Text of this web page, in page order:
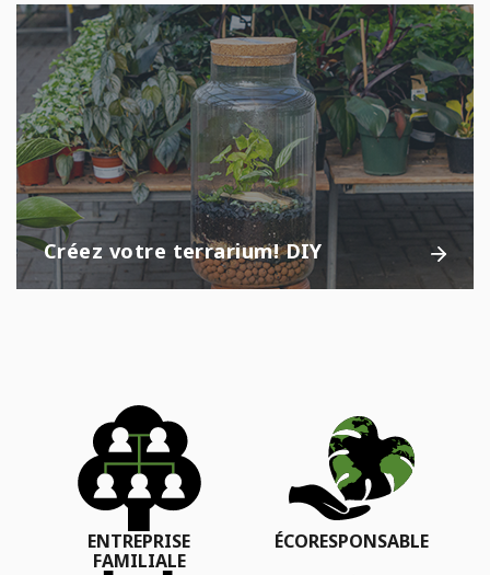
Créez votre terrarium! DIY
ENTREPRISE
FAMILIALE
ÉCORESPONSABLE